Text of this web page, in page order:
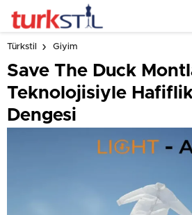
Türkstil Giyim
Save The Duck
Teknolojisiyle Hafiflik
Dengesi